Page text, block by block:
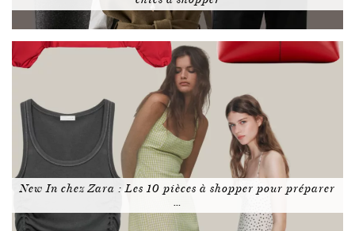
New In chez Zara : Les 10 pièces à shopper pour préparer
…